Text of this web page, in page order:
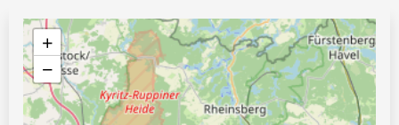
+
−